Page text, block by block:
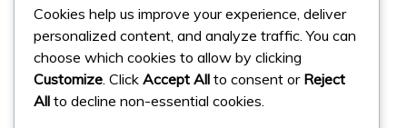
Másik lehetséges hátrány a jutalmak elosztásának
egyensúlyhiánya. Ha a díjak elérhetetlennek tűnnek,
vagy ha a mérföldkövek eléréséhez szükséges
erőfeszítés túl magas, a felhasználók
elbátortalanodhatnak. Az egyensúly megtalálása a
Cookies help us improve your experience, deliver
personalized content, and analyze traffic. You can
choose which cookies to allow by clicking
Customize . Click Accept All to consent or Reject
All to decline non-essential cookies.